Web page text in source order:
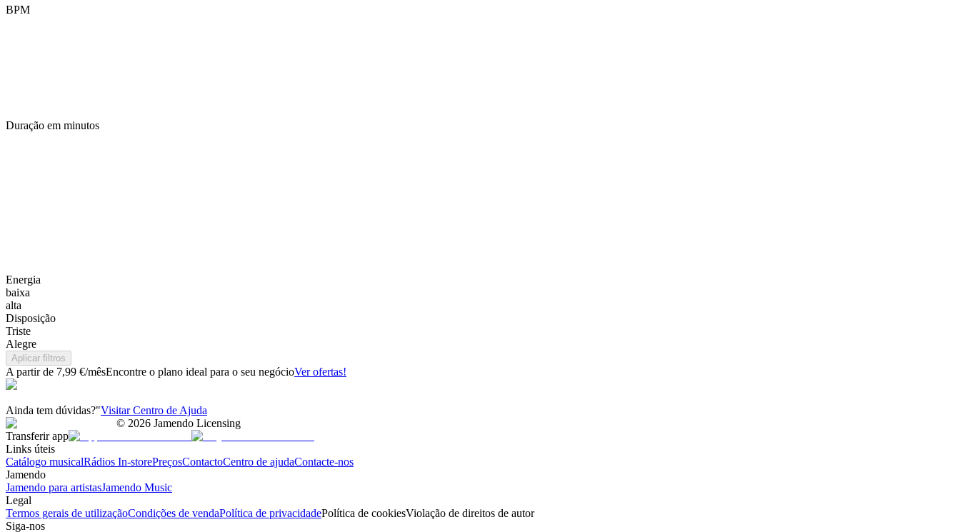
BPM
Duração em minutos
Energia
baixa
alta
Disposição
Triste
Alegre
Aplicar filtros
A partir de 7,99 €/mêsEncontre o plano ideal para o seu negócioVer ofertas!
Ainda tem dúvidas?"Visitar Centro de Ajuda
© 2026 Jamendo Licensing
Transferir app
Links úteis
Catálogo musicalRádios In-storePreçosContactoCentro de ajudaContacte-nos
Jamendo
Jamendo para artistasJamendo Music
Legal
Termos gerais de utilizaçãoCondições de vendaPolítica de privacidadePolítica de cookiesViolação de direitos de autor
Siga-nos